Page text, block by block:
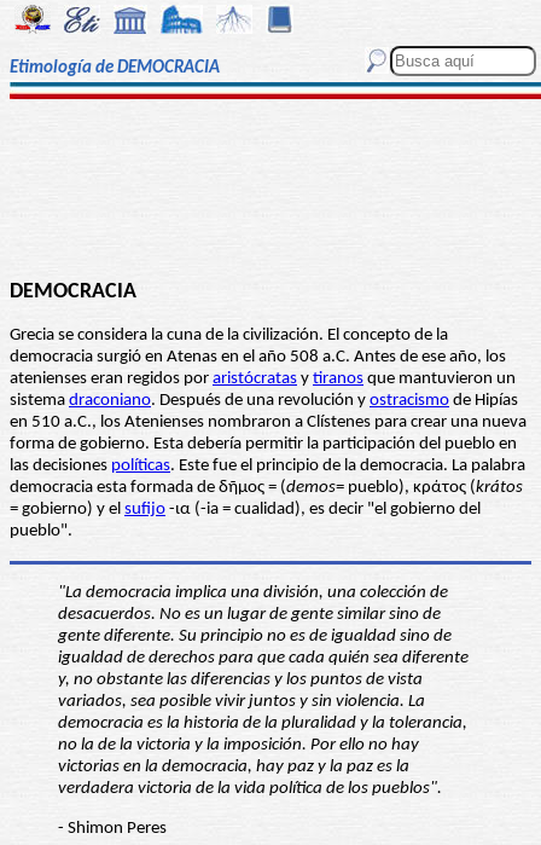
Etimología de DEMOCRACIA
DEMOCRACIA
Grecia se considera la cuna de la civilización. El concepto de la
democracia surgió en Atenas en el año 508 a.C. Antes de ese año, los
atenienses eran regidos por aristócratas y tiranos que mantuvieron un
sistema draconiano. Después de una revolución y ostracismo de Hipías
en 510 a.C., los Atenienses nombraron a Clístenes para crear una nueva
forma de gobierno. Esta debería permitir la participación del pueblo en
las decisiones políticas. Este fue el principio de la democracia. La palabra
democracia esta formada de δῆμος = (demos= pueblo), κράτος (krátos
= gobierno) y el sufijo -ια (-ia = cualidad), es decir "el gobierno del
pueblo".
"La democracia implica una división, una colección de
desacuerdos. No es un lugar de gente similar sino de
gente diferente. Su principio no es de igualdad sino de
igualdad de derechos para que cada quién sea diferente
y, no obstante las diferencias y los puntos de vista
variados, sea posible vivir juntos y sin violencia. La
democracia es la historia de la pluralidad y la tolerancia,
no la de la victoria y la imposición. Por ello no hay
victorias en la democracia, hay paz y la paz es la
verdadera victoria de la vida política de los pueblos".
- Shimon Peres